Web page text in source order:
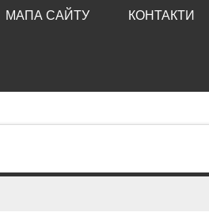
МАПА САЙТУ КОНТАКТИ